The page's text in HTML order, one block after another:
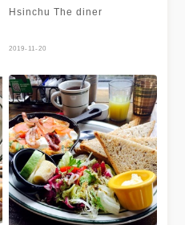
Hsinchu The diner
2019-11-20